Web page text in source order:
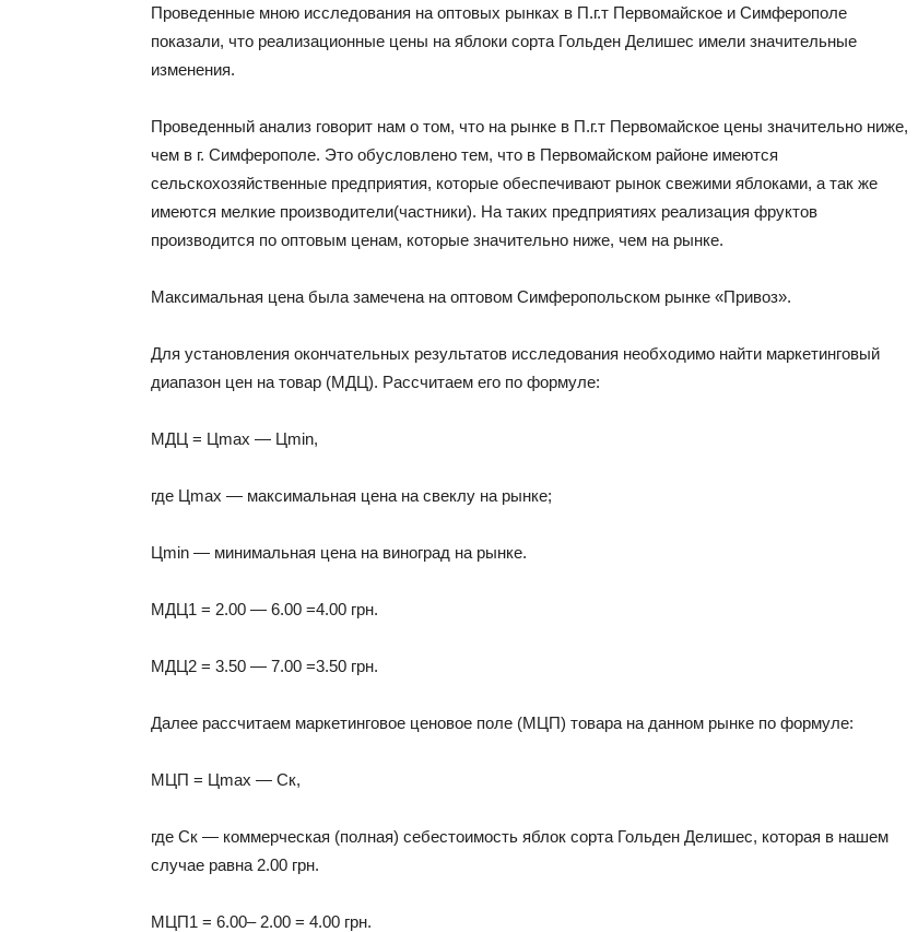
Проведенные мною исследования на оптовых рынках в П.г.т Первомайское и Симферополе
показали, что реализационные цены на яблоки сорта Гольден Делишес имели значительные
изменения.
Проведенный анализ говорит нам о том, что на рынке в П.г.т Первомайское цены значительно ниже,
чем в г. Симферополе. Это обусловлено тем, что в Первомайском районе имеются
сельскохозяйственные предприятия, которые обеспечивают рынок свежими яблоками, а так же
имеются мелкие производители(частники). На таких предприятиях реализация фруктов
производится по оптовым ценам, которые значительно ниже, чем на рынке.
Максимальная цена была замечена на оптовом Симферопольском рынке «Привоз».
Для установления окончательных результатов исследования необходимо найти маркетинговый
диапазон цен на товар (МДЦ). Рассчитаем его по формуле:
МДЦ = Цmax — Цmin,
где Цmax — максимальная цена на свеклу на рынке;
Цmin — минимальная цена на виноград на рынке.
МДЦ1 = 2.00 — 6.00 =4.00 грн.
МДЦ2 = 3.50 — 7.00 =3.50 грн.
Далее рассчитаем маркетинговое ценовое поле (МЦП) товара на данном рынке по формуле:
МЦП = Цmax — Ск,
где Ск — коммерческая (полная) себестоимость яблок сорта Гольден Делишес, которая в нашем
случае равна 2.00 грн.
МЦП1 = 6.00– 2.00 = 4.00 грн.